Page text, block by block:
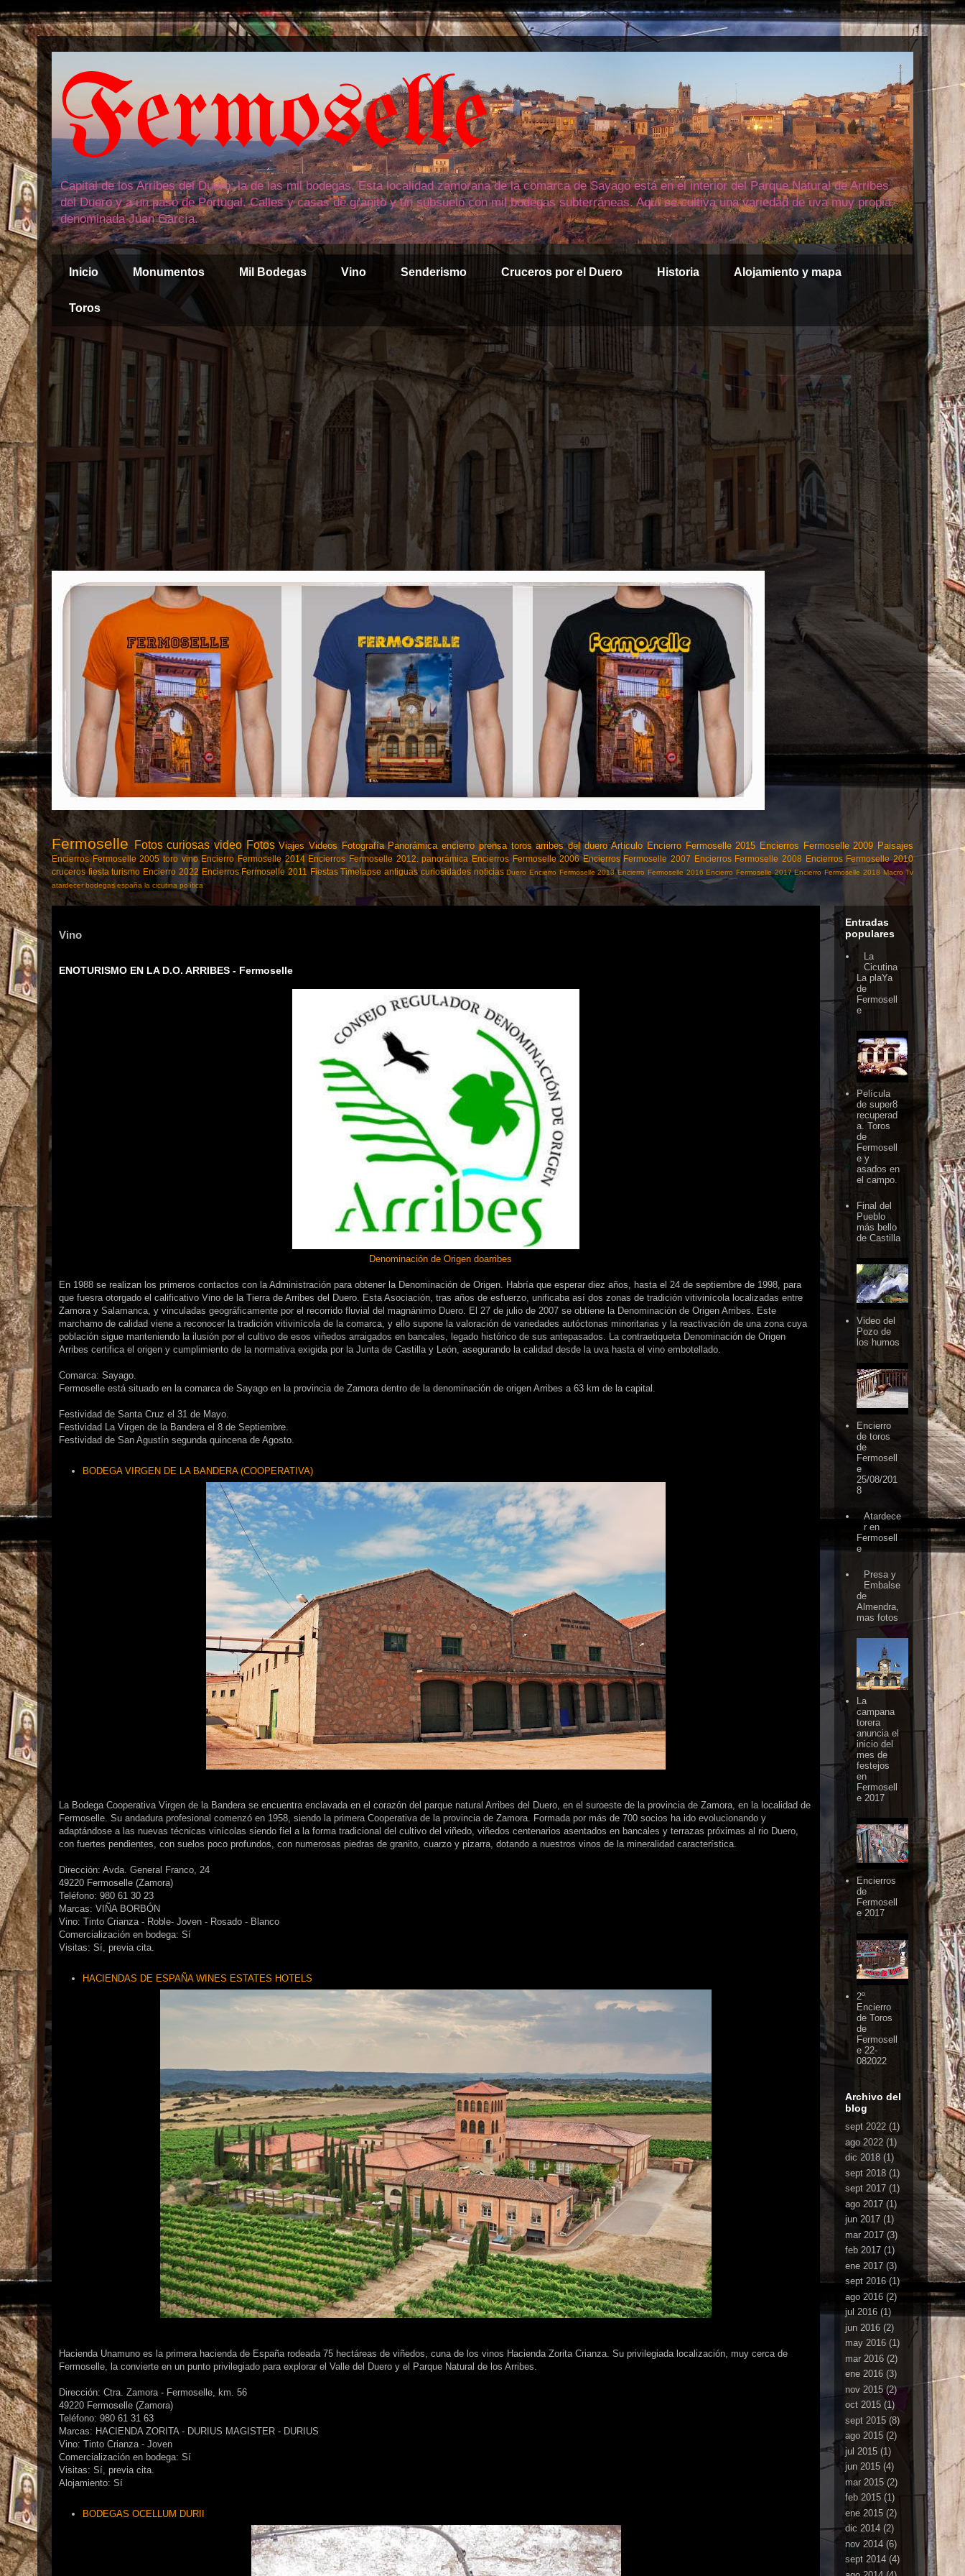
Fermoselle
Capital de los Arribes del Duero: la de las mil bodegas. Esta localidad zamorana de la comarca de Sayago está en el interior del Parque Natural de Arribes
del Duero y a un paso de Portugal. Calles y casas de granito y un subsuelo con mil bodegas subterráneas. Aquí se cultiva una variedad de uva muy propia,
denominada Juan García.
Inicio Monumentos Mil Bodegas Vino Senderismo Cruceros por el Duero Historia Alojamiento y mapa
Toros
Fermoselle Fotos curiosas video Fotos Viajes Videos Fotografía Panorámica encierro prensa toros arribes del duero Articulo Encierro Fermoselle 2015 Encierros Fermoselle 2009 Paisajes
Encierros Fermoselle 2005 toro vino Encierro Fermoselle 2014 Encierros Fermoselle 2012. panorámica Encierros Fermoselle 2006 Encierros Fermoselle 2007 Encierros Fermoselle 2008 Encierros Fermoselle 2010
cruceros fiesta turismo Encierro 2022 Encierros Fermoselle 2011 Fiestas Timelapse antiguas curiosidades noticias Duero Encierro Fermoselle 2013 Encierro Fermoselle 2016 Encierro Fermoselle 2017 Encierro Fermoselle 2018 Macro Tv
atardecer bodegas españa la cicutina política
Vino
ENOTURISMO EN LA D.O. ARRIBES - Fermoselle
Denominación de Origen doarribes
En 1988 se realizan los primeros contactos con la Administración para obtener la Denominación de Origen. Habría que esperar diez años, hasta el 24 de septiembre de 1998, para
que fuesra otorgado el calificativo Vino de la Tierra de Arribes del Duero. Esta Asociación, tras años de esfuerzo, unificaba así dos zonas de tradición vitivinícola localizadas entre
Zamora y Salamanca, y vinculadas geográficamente por el recorrido fluvial del magnánimo Duero. El 27 de julio de 2007 se obtiene la Denominación de Origen Arribes. Este
marchamo de calidad viene a reconocer la tradición vitivinícola de la comarca, y ello supone la valoración de variedades autóctonas minoritarias y la reactivación de una zona cuya
población sigue manteniendo la ilusión por el cultivo de esos viñedos arraigados en bancales, legado histórico de sus antepasados. La contraetiqueta Denominación de Origen
Arribes certifica el origen y cumplimiento de la normativa exigida por la Junta de Castilla y León, asegurando la calidad desde la uva hasta el vino embotellado.
Comarca: Sayago.
Fermoselle está situado en la comarca de Sayago en la provincia de Zamora dentro de la denominación de origen Arribes a 63 km de la capital.
Festividad de Santa Cruz el 31 de Mayo.
Festividad La Virgen de la Bandera el 8 de Septiembre.
Festividad de San Agustín segunda quincena de Agosto.
BODEGA VIRGEN DE LA BANDERA (COOPERATIVA)
La Bodega Cooperativa Virgen de la Bandera se encuentra enclavada en el corazón del parque natural Arribes del Duero, en el suroeste de la provincia de Zamora, en la localidad de
Fermoselle. Su andadura profesional comenzó en 1958, siendo la primera Cooperativa de la provincia de Zamora. Formada por más de 700 socios ha ido evolucionando y
adaptándose a las nuevas técnicas vinícolas siendo fiel a la forma tradicional del cultivo del viñedo, viñedos centenarios asentados en bancales y terrazas próximas al rio Duero,
con fuertes pendientes, con suelos poco profundos, con numerosas piedras de granito, cuarzo y pizarra, dotando a nuestros vinos de la mineralidad característica.
Dirección: Avda. General Franco, 24
49220 Fermoselle (Zamora)
Teléfono: 980 61 30 23
Marcas: VIÑA BORBÓN
Vino: Tinto Crianza - Roble- Joven - Rosado - Blanco
Comercialización en bodega: Sí
Visitas: Sí, previa cita.
HACIENDAS DE ESPAÑA WINES ESTATES HOTELS
Hacienda Unamuno es la primera hacienda de España rodeada 75 hectáreas de viñedos, cuna de los vinos Hacienda Zorita Crianza. Su privilegiada localización, muy cerca de
Fermoselle, la convierte en un punto privilegiado para explorar el Valle del Duero y el Parque Natural de los Arribes.
Dirección: Ctra. Zamora - Fermoselle, km. 56
49220 Fermoselle (Zamora)
Teléfono: 980 61 31 63
Marcas: HACIENDA ZORITA - DURIUS MAGISTER - DURIUS
Vino: Tinto Crianza - Joven
Comercialización en bodega: Sí
Visitas: Sí, previa cita.
Alojamiento: Sí
BODEGAS OCELLUM DURII
Entradas
populares
La
Cicutina
La plaYa
de
Fermosell
e
Película
de super8
recuperad
a. Toros
de
Fermosell
e y
asados en
el campo.
Final del
Pueblo
más bello
de Castilla
Video del
Pozo de
los humos
Encierro
de toros
de
Fermosell
e
25/08/201
8
Atardece
r en
Fermosell
e
Presa y
Embalse
de
Almendra,
mas fotos
La
campana
torera
anuncia el
inicio del
mes de
festejos
en
Fermosell
e 2017
Encierros
de
Fermosell
e 2017
2º
Encierro
de Toros
de
Fermosell
e 22-
082022
Archivo del
blog
sept 2022 (1)
ago 2022 (1)
dic 2018 (1)
sept 2018 (1)
sept 2017 (1)
ago 2017 (1)
jun 2017 (1)
mar 2017 (3)
feb 2017 (1)
ene 2017 (3)
sept 2016(1)
ago 2016 (2)
jul 2016 (1)
jun 2016 (2)
may 2016 (1)
mar 2016 (2)
ene 2016 (3)
nov 2015(2)
oct 2015 (1)
sept 2015 (8)
ago 2015 (2)
jul 2015 (1)
jun 2015 (4)
mar 2015 (2)
feb 2015 (1)
ene 2015 (2)
dic 2014 (2)
nov 2014 (6)
sept 2014 (4)